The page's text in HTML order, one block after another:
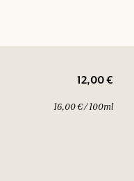
12,00 €
16,00 € / 100ml